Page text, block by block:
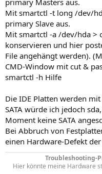
primary Masters aus.
Mit smartctl -t long /dev/
primary Slave aus.
Mit smartctl -a /dev/hda >
konservieren und hier
File angehängt werden).
CMD-Window mit cut &
smartctl -h Hilfe
Die IDE Platten werden
SATA würde ich jedoch
Moment keine SATA
Bei Abbruch von
einen Hardware-Defekt
Troubleshooting-
Hier könnte meine Hardware